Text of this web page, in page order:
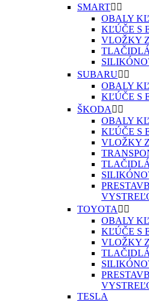
SMART 
OBALY
KĽÚČE S
VLOŽKY
SUBARU 
OBALY
KĽÚČE S
ŠKODA  
OBALY
KĽÚČE S
VLOŽKY
TOYOTA  
OBALY
KĽÚČE S
VLOŽKY
TESLA